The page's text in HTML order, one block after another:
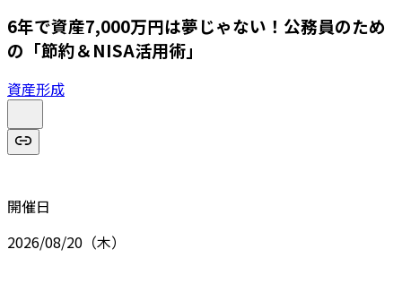
6年で資産7,000万円は夢じゃない！公務員のため
の「節約＆NISA活用術」
資産形成
開催日
2026/08/20（木）